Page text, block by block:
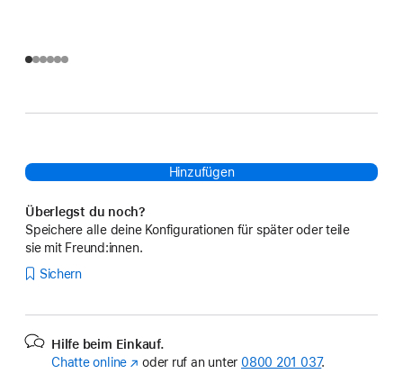
Hinzufügen
Überlegst du noch?
Speichere alle deine Konfigurationen für später oder teile
sie mit Freund:innen.
Sichern
Hilfe beim Einkauf.
Chatte online (Öffnet
oder ruf an unter 0800 201 037.